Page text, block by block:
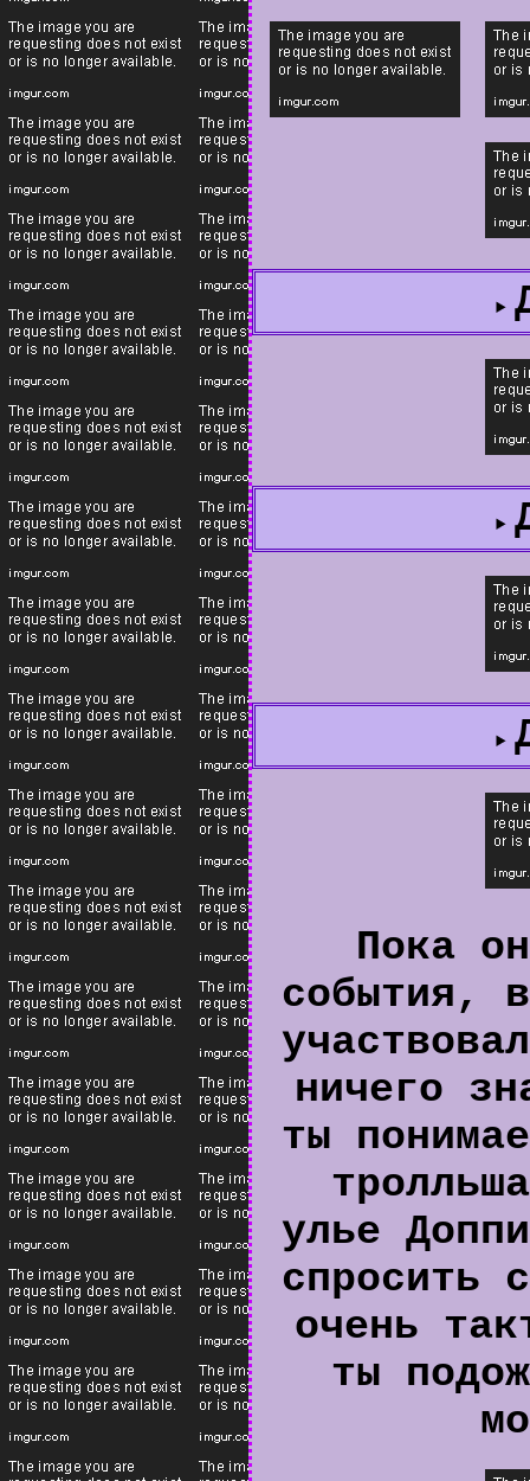
Пока
события,
ничего
ты
улье
спросить
очень
ты